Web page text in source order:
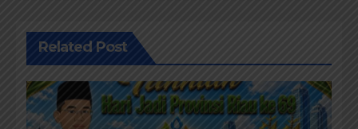
Related Post